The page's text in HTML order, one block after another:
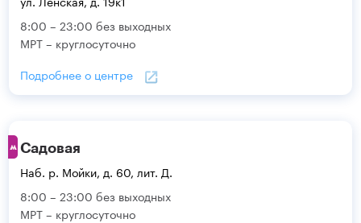
8:00 – 23:00 без выходных
МРТ – круглосуточно
Подробнее о центре
Садовая
Наб. р. Мойки, д. 60, лит. Д.
8:00 – 23:00 без выходных
МРТ – круглосуточно